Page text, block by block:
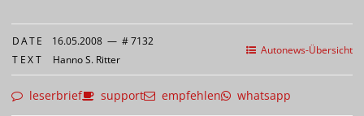
Autonews-Übersicht
DATE 16.05.2008 — # 7132
TEXT Hanno S. Ritter
leserbrief support empfehlen whatsapp